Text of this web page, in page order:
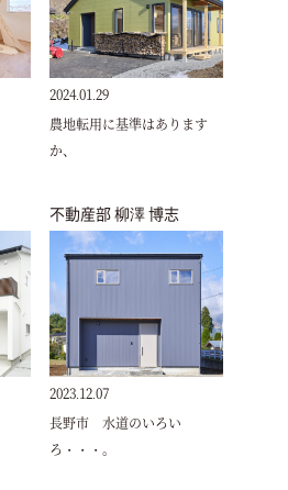
2024.01.29
農地転用に基準はあります
か、
不動産部 柳澤 博志
2023.12.07
長野市 水道のいろい
ろ・・・。